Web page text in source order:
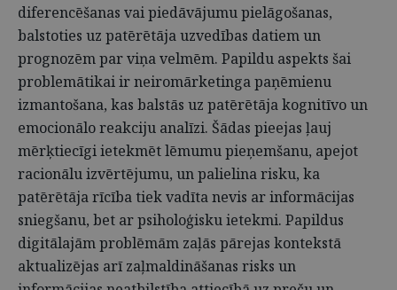
diferencēšanas vai piedāvājumu pielāgošanas,
balstoties uz patērētāja uzvedības datiem un
prognozēm par viņa velmēm. Papildu aspekts šai
problemātikai ir neiromārketinga paņēmienu
izmantošana, kas balstās uz patērētāja kognitīvo un
emocionālo reakciju analīzi. Šādas pieejas ļauj
mērķtiecīgi ietekmēt lēmumu pieņemšanu, apejot
racionālu izvērtējumu, un palielina risku, ka
patērētāja rīcība tiek vadīta nevis ar informācijas
sniegšanu, bet ar psiholoģisku ietekmi. Papildus
digitālajām problēmām zaļās pārejas kontekstā
aktualizējas arī zaļmaldināšanas risks un